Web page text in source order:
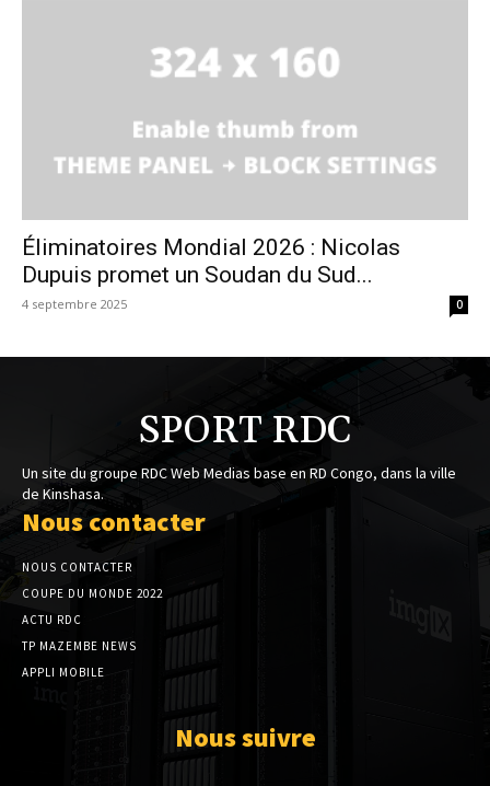
Éliminatoires Mondial 2026 : Nicolas
Dupuis promet un Soudan du Sud...
4 septembre 2025 0
SPORT RDC
Un site du groupe RDC Web Medias base en RD Congo, dans la ville
de Kinshasa.
Nous contacter
NOUS CONTACTER
COUPE DU MONDE 2022
ACTU RDC
TP MAZEMBE NEWS
APPLI MOBILE
Nous suivre